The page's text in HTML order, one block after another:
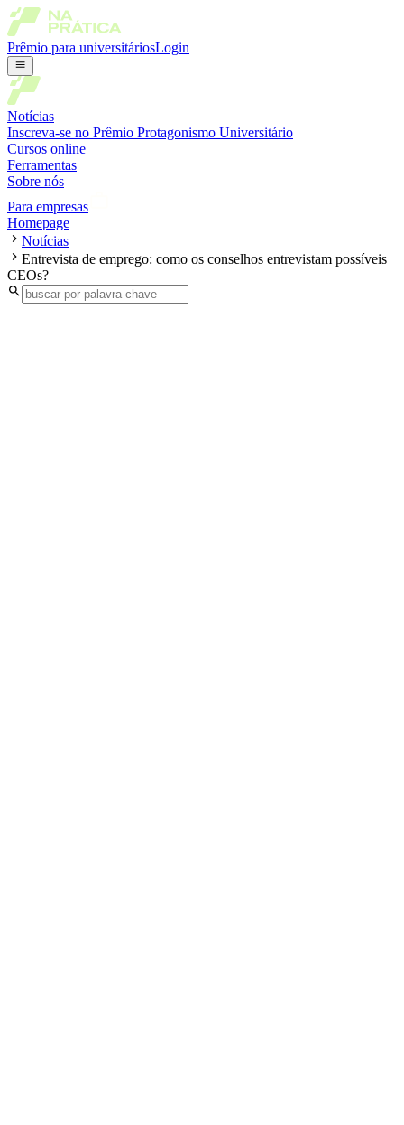
Prêmio para universitáriosLogin
Notícias
Inscreva-se no Prêmio Protagonismo Universitário
Cursos online
Ferramentas
Sobre nós
Para empresas
Homepage
Notícias
Entrevista de emprego: como os conselhos entrevistam possíveis
CEOs?